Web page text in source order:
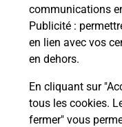
communications
Publicité :
en lien avec vos
en dehors.
En cliquant sur
tous les cookies.
fermer" vous
En savoir plus